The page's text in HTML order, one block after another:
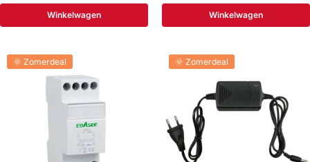
Winkelwagen Winkelwagen
🌞 Zomerdeal 🌞 Zomerdeal